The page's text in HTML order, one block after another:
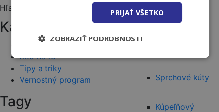
Sprchové kúty
Kúpeľňový
Hľadať:
Kategórie článkov
Akcie a novinky
Ako na to
Tipy a triky
Vernostný program
Tagy
PRIJAŤ VŠETKO
ZOBRAZIŤ PODROBNOSTI